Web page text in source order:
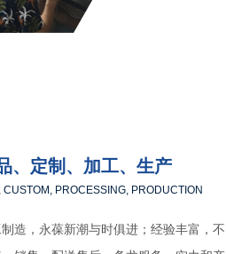
、定制、加工、生产
PROCESSING, PRODUCTION
造，永葆新潮与时俱进；经验丰富，不